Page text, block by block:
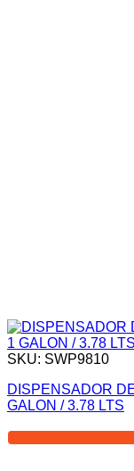
SKU: SWP9810
DISPENSADOR
GALON / 3.78 LTS